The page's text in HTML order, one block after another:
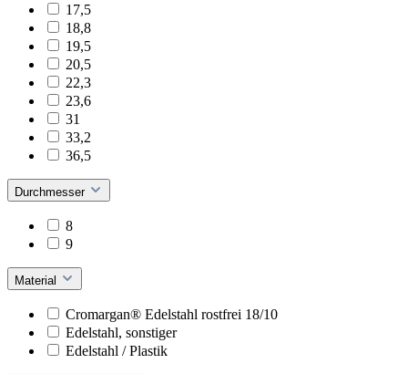
17,5
18,8
19,5
20,5
22,3
23,6
31
33,2
36,5
Durchmesser
8
9
Material
Cromargan® Edelstahl rostfrei 18/10
Edelstahl, sonstiger
Edelstahl / Plastik